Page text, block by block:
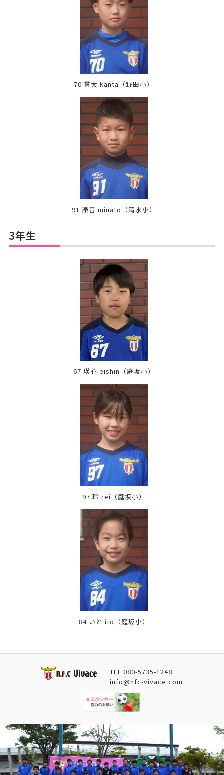
70 貫太 kanta （野田小）
91 溱音 minato （清水小）
3年生
67 瑛心 eishin （庭坂小）
97 玲 rei （庭坂小）
84 いと ito （庭坂小）
TEL 080-5735-1248
info@nfc-vivace.com